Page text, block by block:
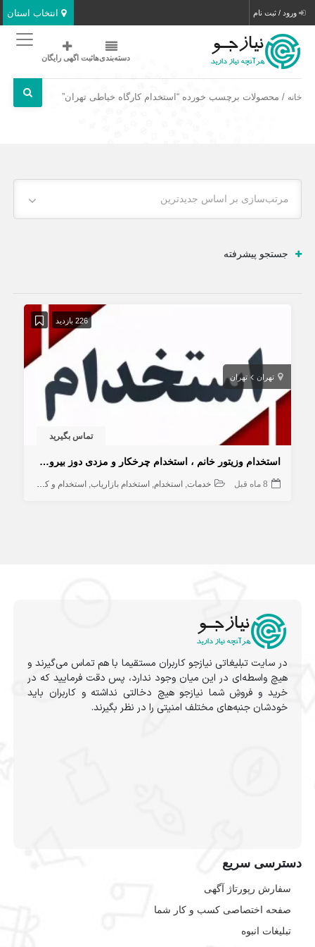
انتخاب استان ورود / ثبت نام
دسته‌بندی‌هاثبت اگهی رایگان
خانه / محصولات برچسب خورده “استخدام کارگاه خیاطی تهران”
مرتب‌سازی بر اساس جدیدترین
جستجو پیشرفته
226 بازدید
تهران تهران
تماس بگیرید
استخدام وزیتور خانم ، استخدام چرخکار و مزدی دوز بیرون بر خانم
8 ماه قبل خدمات استخدام استخدام بازاریاب استخدام و کاریابی
در سایت تبلیغاتی نیازجو کاربران مستقیما با هم تماس می‌گیرند و
هیچ واسطه‌ای در این میان وجود ندارد، پس دقت فرمایید که در
خرید و فروشِ شما نیازجو هیچ دخالتی نداشته و کاربران باید
خودشان جنبه‌های مختلف امنیتی را در نظر بگیرند.
دسترسی سریع
سفارش رپورتاژ آگهی
صفحه اختصاصی کسب و کار شما
تبلیغات انبوه